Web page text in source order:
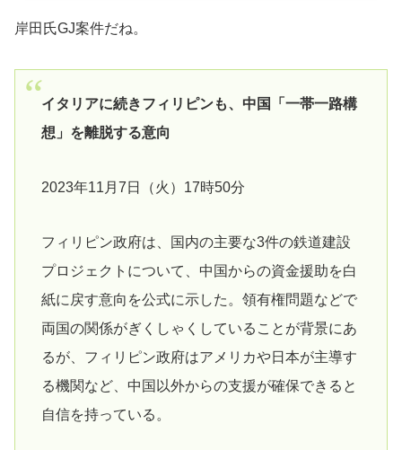
岸田氏GJ案件だね。
イタリアに続きフィリピンも、中国「一帯一路構
想」を離脱する意向
2023年11月7日（火）17時50分
フィリピン政府は、国内の主要な3件の鉄道建設
プロジェクトについて、中国からの資金援助を白
紙に戻す意向を公式に示した。領有権問題などで
両国の関係がぎくしゃくしていることが背景にあ
るが、フィリピン政府はアメリカや日本が主導す
る機関など、中国以外からの支援が確保できると
自信を持っている。